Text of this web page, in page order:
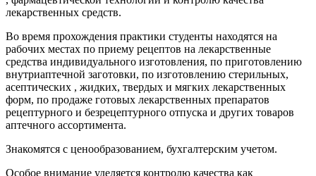
лекарственных средств.
Во время прохождения практики студенты находятся на
рабочих местах по приему рецептов на лекарственные
средства индивидуального изготовления, по приготовлению
внутриаптечной заготовки, по изготовлению стерильных,
асептических , жидких, твердых и мягких лекарственных
форм, по продаже готовых лекарственных препаратов
рецептурного и безрецептурного отпуска и других товаров
аптечного ассортимента.
Знакомятся с ценообразованием, бухгалтерским учетом.
Особое внимание уделяется контролю качества как